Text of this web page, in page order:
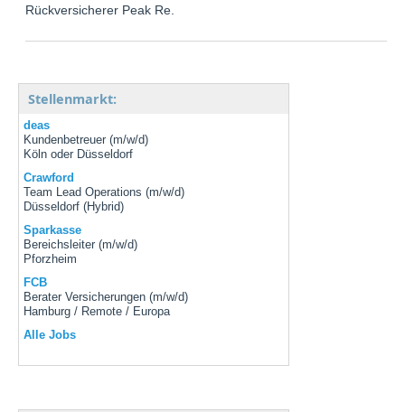
Rückversicherer Peak Re.
Stellenmarkt:
deas
Kundenbetreuer (m/w/d)
Köln oder Düsseldorf
Crawford
Team Lead Operations (m/w/d)
Düsseldorf (Hybrid)
Sparkasse
Bereichsleiter (m/w/d)
Pforzheim
FCB
Berater Versicherungen (m/w/d)
Hamburg / Remote / Europa
Alle Jobs